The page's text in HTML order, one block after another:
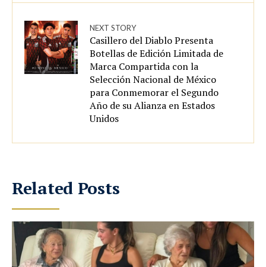
NEXT STORY
Casillero del Diablo Presenta
Botellas de Edición Limitada de
Marca Compartida con la
Selección Nacional de México
para Conmemorar el Segundo
Año de su Alianza en Estados
Unidos
Related Posts